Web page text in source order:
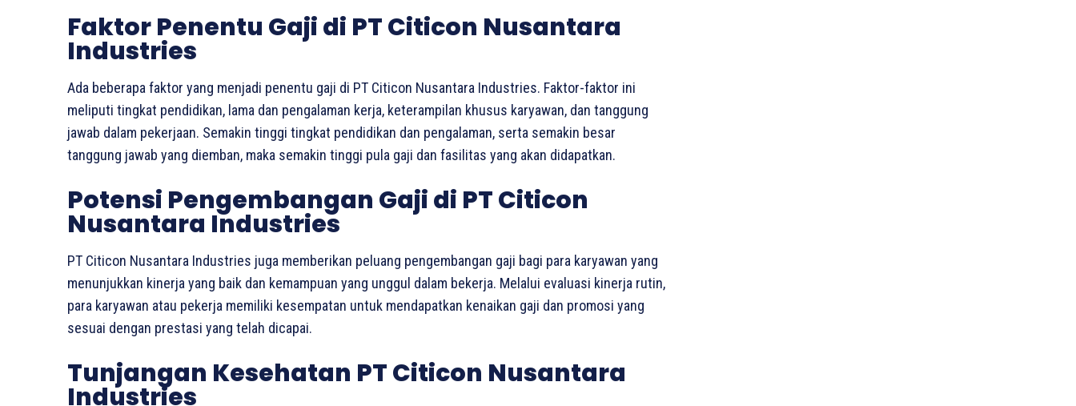
Faktor Penentu Gaji di PT Citicon Nusantara
Industries
Ada beberapa faktor yang menjadi penentu gaji di PT Citicon Nusantara Industries. Faktor-faktor ini
meliputi tingkat pendidikan, lama dan pengalaman kerja, keterampilan khusus karyawan, dan tanggung
jawab dalam pekerjaan. Semakin tinggi tingkat pendidikan dan pengalaman, serta semakin besar
tanggung jawab yang diemban, maka semakin tinggi pula gaji dan fasilitas yang akan didapatkan.
Potensi Pengembangan Gaji di PT Citicon
Nusantara Industries
PT Citicon Nusantara Industries juga memberikan peluang pengembangan gaji bagi para karyawan yang
menunjukkan kinerja yang baik dan kemampuan yang unggul dalam bekerja. Melalui evaluasi kinerja rutin,
para karyawan atau pekerja memiliki kesempatan untuk mendapatkan kenaikan gaji dan promosi yang
sesuai dengan prestasi yang telah dicapai.
Tunjangan Kesehatan PT Citicon Nusantara
Industries